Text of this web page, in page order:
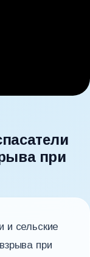
при
и сельские
при